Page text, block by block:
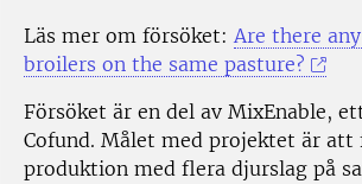
Läs mer om försöket: Are there
broilers on the same pasture?
Försöket är en del av MixEnable,
Cofund. Målet med projektet är
produktion med flera djurslag på